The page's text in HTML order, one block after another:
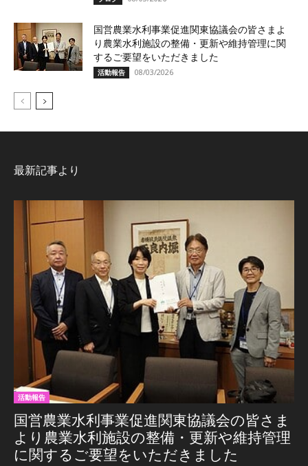
国営農業水利事業促進関東協議会の皆さまよ
り農業水利施設の整備・更新や維持管理に関
するご要望をいただきました
活動報告 08/03/2026
最新記事より
活動報告
国営農業水利事業促進関東協議会の皆さま
より農業水利施設の整備・更新や維持管理
に関するご要望をいただきました